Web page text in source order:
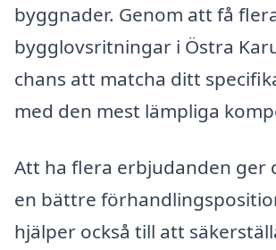
byggnader. Genom att få
bygglovsritningar i Östra
chans att matcha ditt
med den mest lämpliga
Att ha flera erbjudanden ger
en bättre
hjälper också till att